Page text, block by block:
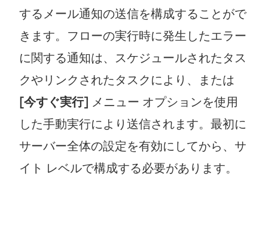
するメール通知の送信を構成することがで
きます。フローの実行時に発生したエラー
に関する通知は、スケジュールされたタス
クやリンクされたタスクにより、または
[今すぐ実行] メニュー オプションを使用
した手動実行により送信されます。最初に
サーバー全体の設定を有効にしてから、サ
イト レベルで構成する必要があります。